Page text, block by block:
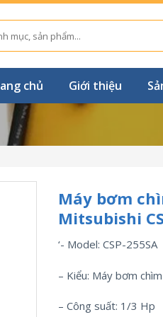
chủ Giới thiệu
Máy bơm
Mitsubishi
‘- Model: CSP-255SA
– Kiểu: Máy bơm
– Công suất: 1/3 Hp